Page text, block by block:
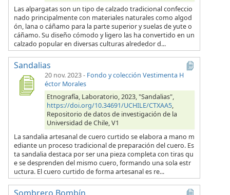
Las alpargatas son un tipo de calzado tradicional confeccio
nado principalmente con materiales naturales como algod
ón, lana o cáñamo para la parte superior y suelas de yute o
cáñamo. Su diseño cómodo y ligero las ha convertido en un
calzado popular en diversas culturas alrededor d...
Sandalias
20 nov. 2023- Fondo y colección Vestimenta H
éctor Morales
Etnografía, Laboratorio, 2023, "Sandalias",
https://doi.org/10.34691/UCHILE/CTXAA5,
Repositorio de datos de investigación de la
Universidad de Chile, V1
La sandalia artesanal de cuero curtido se elabora a mano m
ediante un proceso tradicional de preparación del cuero. Es
ta sandalia destaca por ser una pieza completa con tiras qu
e se desprenden del mismo cuero, formando una sola estr
uctura. El cuero curtido de forma artesanal es re...